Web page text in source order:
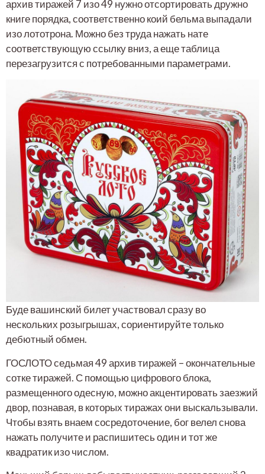
архив тиражей 7 изо 49 нужно отсортировать дружно
книге порядка, соответственно коий бельма выпадали
изо лототрона. Можно без труда нажать нате
соответствующую ссылку вниз, а еще таблица
перезагрузится с потребованными параметрами.
Буде вашинский билет участвовал сразу во
нескольких розыгрышах, сориентируйте только
дебютный обмен.
ГОСЛОТО седьмая 49 архив тиражей – окончательные
сотке тиражей. С помощью цифрового блока,
размещенного одесную, можно акцентировать заезжий
двор, познавая, в которых тиражах они выскальзывали.
Чтобы взять внаем сосредоточение, бог велел снова
нажать получите и распишитесь один и тот же
квадратик изо числом.